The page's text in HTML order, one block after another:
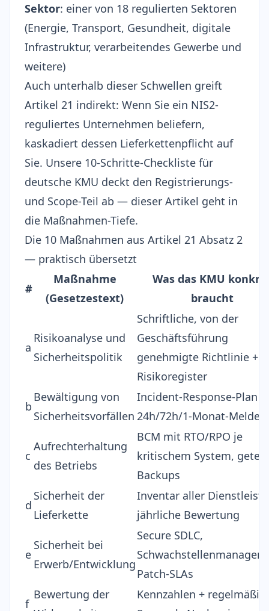
Sektor: einer von 18 regulierten Sektoren
(Energie, Transport, Gesundheit, digitale
Infrastruktur, verarbeitendes Gewerbe und
weitere)
Auch unterhalb dieser Schwellen greift
Artikel 21 indirekt: Wenn Sie ein NIS2-
reguliertes Unternehmen beliefern,
kaskadiert dessen Lieferkettenpflicht auf
Sie. Unsere 10-Schritte-Checkliste für
deutsche KMU deckt den Registrierungs-
und Scope-Teil ab — dieser Artikel geht in
die Maßnahmen-Tiefe.
Die 10 Maßnahmen aus Artikel 21 Absatz 2
— praktisch übersetzt
#
Maßnahme
(Gesetzestext)
Was das KMU
braucht
a
Risikoanalyse und
Sicherheitspolitik
Schriftliche, von der
Geschäftsführung
genehmigte Richtlinie +
Risikoregister
b
Bewältigung von
Sicherheitsvorfällen
Incident-Response-Plan
24h/72h/1-Monat-
c
Aufrechterhaltung
des Betriebs
BCM mit RTO/RPO je
kritischem System,
Backups
d
Sicherheit der
Lieferkette
Inventar aller
jährliche Bewertung
e
Sicherheit bei
Erwerb/Entwicklung
Secure SDLC,
Patch-SLAs
f
Bewertung der
Kennzahlen +